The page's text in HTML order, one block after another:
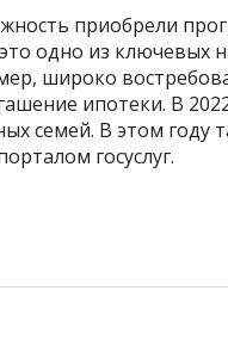
приобрели
одно из ключевых
широко
ипотеки. В
семей. В этом
госуслуг.